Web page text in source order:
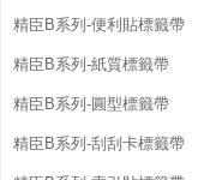
精臣B系列-便利貼標籤帶
精臣B系列-紙質標籤帶
精臣B系列-圓型標籤帶
精臣B系列-刮刮卡標籤帶